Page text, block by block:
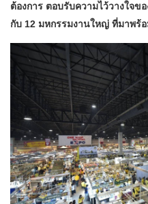
ต้องการ ตอบรับความไว้วางใจข
กับ 12 มหกรรมงานใหญ่ ที่มาพร้